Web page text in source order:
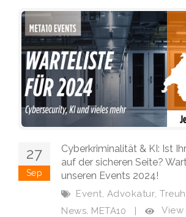
27
Sep
Cyberkriminalität & KI: Ist
auf der sicheren Seite?
unseren Events 2024!
Event, Advokatur,
News, META10 | View